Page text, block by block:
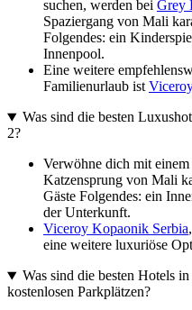
suchen, werden bei Grey
Spaziergang von Mali
Folgendes: ein
Innenpool.
Eine weitere
Familienurlaub ist
Was sind die besten
2?
Verwöhne dich mit
Katzensprung von Mali
Gäste Folgendes: ein
der Unterkunft.
Viceroy Kopaonik Serbia
eine weitere luxuriöse
Was sind die besten Hotels
kostenlosen Parkplätzen?